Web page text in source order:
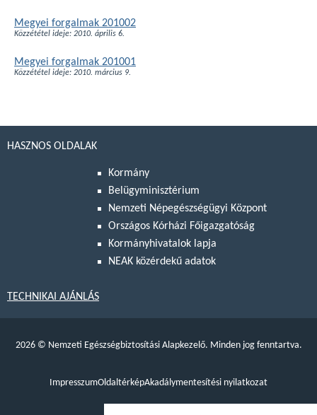
Megyei forgalmak 201002
Közzététel ideje: 2010. április 6.
Megyei forgalmak 201001
Közzététel ideje: 2010. március 9.
HASZNOS OLDALAK
Kormány
Belügyminisztérium
Nemzeti Népegészségügyi Központ
Országos Kórházi Főigazgatóság
Kormányhivatalok lapja
NEAK közérdekű adatok
TECHNIKAI AJÁNLÁS
2026 © Nemzeti Egészségbiztosítási Alapkezelő. Minden jog fenntartva.
ImpresszumOldaltérképAkadálymentesítési nyilatkozat